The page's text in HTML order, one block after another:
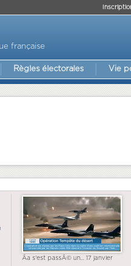
française
Règles électorales Vie
Ãa s'est passÃ© un... 17 janvier